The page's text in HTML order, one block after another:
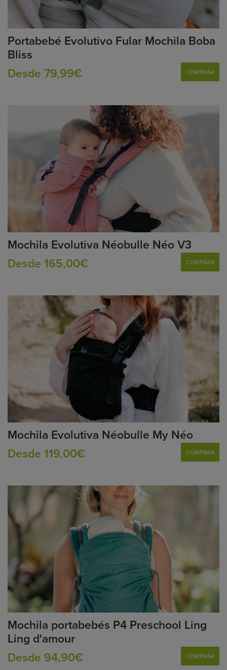
Portabebé Evolutivo Fular Mochila Boba
Bliss
Desde 79,99€
COMPRAR
Mochila Evolutiva Néobulle Néo V3
Desde 165,00€
COMPRAR
Mochila Evolutiva Néobulle My Néo
Desde 119,00€
COMPRAR
Mochila portabebés P4 Preschool Ling
Ling d'amour
Desde 94,90€
COMPRAR